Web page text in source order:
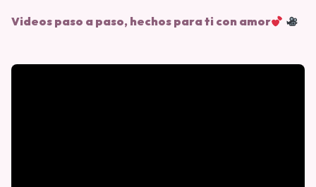
Videos paso a paso, hechos para ti con amor